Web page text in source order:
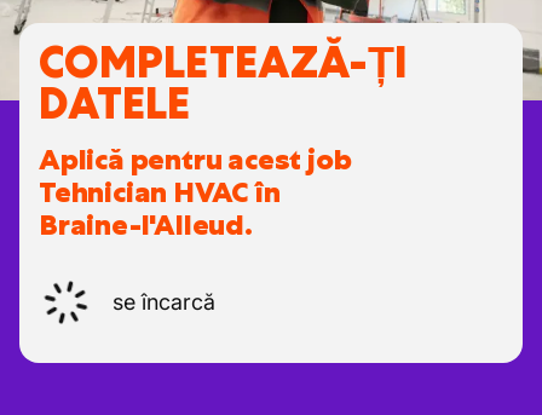
COMPLETEAZĂ-ȚI
DATELE
Aplică pentru acest job
Tehnician HVAC în
Braine-l'Alleud.
se încarcă